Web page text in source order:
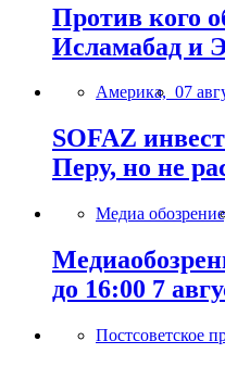
Против кого
Исламабад и
Америка, 07
SOFAZ
Перу, но не
Медиа
до 16:00 7
Постсоветское